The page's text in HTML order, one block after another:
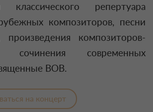
классического репертуара
композиторов, песни
произведения композиторов-
сочинения современных
ВОВ.
на концерт